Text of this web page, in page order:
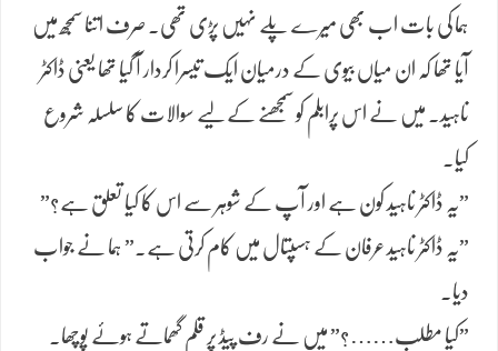
​ہما کی بات اب بھی میرے پلے نہیں پڑی تھی۔ صرف اتنا سمجھ میں
آیا تھا کہ ان میاں بیوی کے درمیان ایک تیسرا کردار آ گیا تھا یعنی ڈاکٹر
ناہید۔ میں نے اس پرابلم کو سمجھنے کے​لیے سوالات کا سلسلہ شروع
کیا۔
​”یہ ڈاکٹر ناہید کون ہے اور آپ کے شوہر سے اس کا کیا تعلق ہے؟”
​”یہ ڈاکٹر ناہید عرفان کے ہسپتال میں کام کرتی ہے۔” ہما نے جواب
دیا۔
​”کیا مطلب……؟” میں نے رف پیڈ پر قلم گھماتے ہوئے پوچھا۔